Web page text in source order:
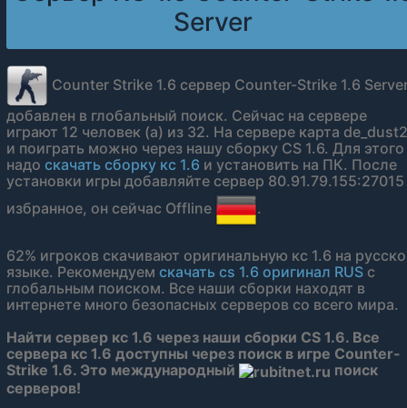
Server
Counter Strike 1.6 сервер Counter-Strike 1.6
добавлен в глобальный поиск. Сейчас на сервере
играют 12 человек (а) из 32. На сервере карта de_dust2
и поиграть можно через нашу сборку CS 1.6. Для этого
надо скачать сборку кс 1.6 и установить на ПК. После
установки игры добавляйте сервер 80.91.79.155:27015
избранное, он сейчас Offline
.
62% игроков скачивают оригинальную кс 1.6 на
языке. Рекомендуем скачать cs 1.6 оригинал RUS с
глобальным поиском. Все наши сборки находят в
интернете много безопасных серверов со всего мира.
Найти сервер кс 1.6 через наши сборки CS 1.6. Все
сервера кс 1.6 доступны через поиск в игре Counter-
Strike 1.6. Это международный
поиск
серверов!